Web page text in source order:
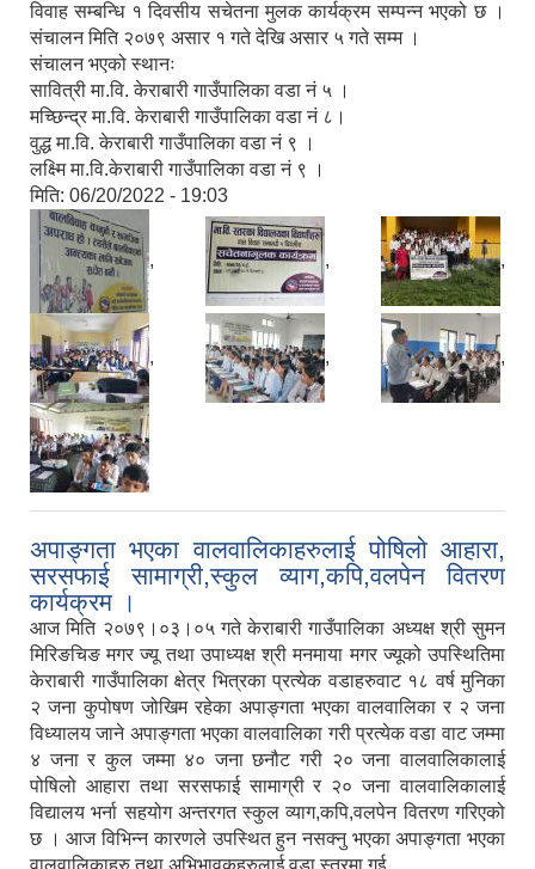
विवाह सम्बन्धि १ दिवसीय सचेतना मुलक कार्यक्रम सम्पन्न भएको छ ।
संचालन मिति २०७९ असार १ गते देखि असार ५ गते सम्म ।
संचालन भएको स्थानः
सावित्री मा.वि. केराबारी गाउँपालिका वडा नं ५ ।
मच्छिन्द्र मा.वि. केराबारी गाउँपालिका वडा नं ८।
वुद्ध मा.वि. केराबारी गाउँपालिका वडा नं ९ ।
लक्ष्मि मा.वि.केराबारी गाउँपालिका वडा नं ९ ।
मिति: 06/20/2022 - 19:03
, , ,
, , ,
अपाङ्गता भएका वालवालिकाहरुलाई पोषिलो आहारा,
सरसफाई सामाग्री,स्कुल व्याग,कपि,वलपेन वितरण
कार्यक्रम ।
आज मिति २०७९।०३।०५ गते केराबारी गाउँपालिका अध्यक्ष श्री सुमन
मिरिङचिङ मगर ज्यू तथा उपाध्यक्ष श्री मनमाया मगर ज्यूको उपस्थितिमा
केराबारी गाउँपालिका क्षेत्र भित्रका प्रत्येक वडाहरुवाट १८ वर्ष मुनिका
२ जना कुपोषण जोखिम रहेका अपाङ्गता भएका वालवालिका र २ जना
विध्यालय जाने अपाङ्गता भएका वालवालिका गरी प्रत्येक वडा वाट जम्मा
४ जना र कुल जम्मा ४० जना छनौट गरी २० जना वालवालिकालाई
पोषिलो आहारा तथा सरसफाई सामाग्री र २० जना वालवालिकालाई
विद्यालय भर्ना सहयोग अन्तरगत स्कुल व्याग,कपि,वलपेन वितरण गरिएको
छ । आज विभिन्न कारणले उपस्थित हुन नसक्नु भएका अपाङ्गता भएका